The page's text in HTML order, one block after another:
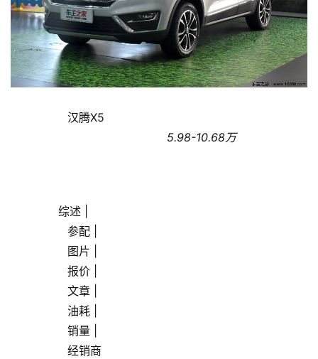
乐
综
艺
房
                汉腾X5
                                            5.98-10.68万
综述 |
                参配 |
                图片 |
                报价 |
                文章 |
                油耗 |
                销量 |
                经销商